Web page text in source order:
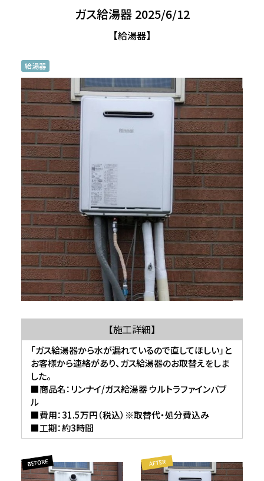
ガス給湯器 2025/6/12
【給湯器】
給湯器
【施工詳細】
「ガス給湯器から水が漏れているので直してほしい」と
お客様から連絡があり、ガス給湯器のお取替えをしま
した。
■商品名：リンナイ/ガス給湯器 ウルトラファインバブ
ル
■費用：31.5万円（税込）※取替代・処分費込み
■工期：約3時間